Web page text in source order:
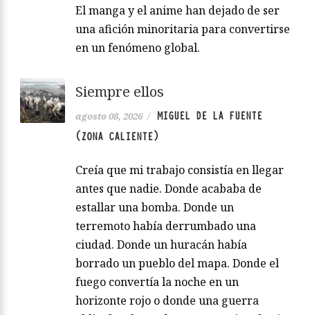
El manga y el anime han dejado de ser
una afición minoritaria para convertirse
en un fenómeno global.
Siempre ellos
agosto 08, 2026 / MIGUEL DE LA FUENTE
(ZONA CALIENTE)
Creía que mi trabajo consistía en llegar
antes que nadie. Donde acababa de
estallar una bomba. Donde un
terremoto había derrumbado una
ciudad. Donde un huracán había
borrado un pueblo del mapa. Donde el
fuego convertía la noche en un
horizonte rojo o donde una guerra